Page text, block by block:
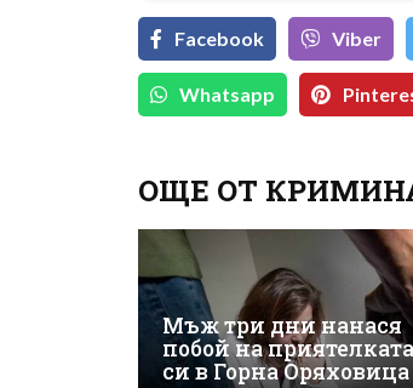
Facebook Viber
Whatsapp
ОЩЕ ОТ
Мъж три дни нанася
побой на приятелката
си в Горна Оряховица